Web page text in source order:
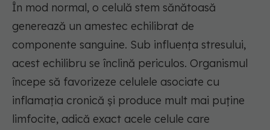
În mod normal, o celulă stem sănătoasă
generează un amestec echilibrat de
componente sanguine. Sub influența stresului,
acest echilibru se înclină periculos. Organismul
începe să favorizeze celulele asociate cu
inflamația cronică și produce mult mai puține
limfocite, adică exact acele celule care